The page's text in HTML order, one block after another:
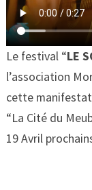
Le festival “LE
l’association
cette
“La Cité du
19 Avril